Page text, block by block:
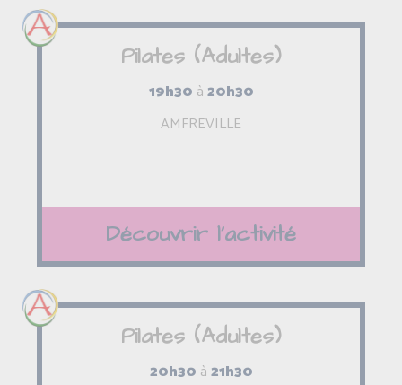
Pilates (Adultes)
19h30 à20h30
AMFREVILLE
Découvrir l'activité
Pilates (Adultes)
20h30 à21h30